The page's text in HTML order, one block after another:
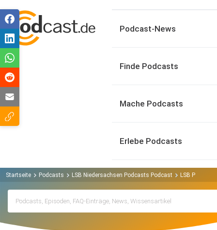
Podcast-News
Finde Podcasts
Mache Podcasts
Erlebe Podcasts
Startseite Podcasts LSB Niedersachsen Podcasts Podcast LSB Podcast